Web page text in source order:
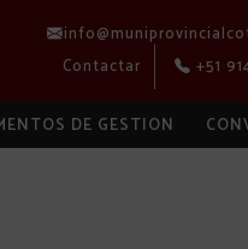
Contactar
+51
DE GESTION